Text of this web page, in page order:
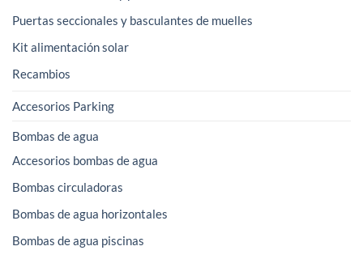
Puertas seccionales y basculantes de muelles
Kit alimentación solar
Recambios
Accesorios Parking
Bombas de agua
Accesorios bombas de agua
Bombas circuladoras
Bombas de agua horizontales
Bombas de agua piscinas